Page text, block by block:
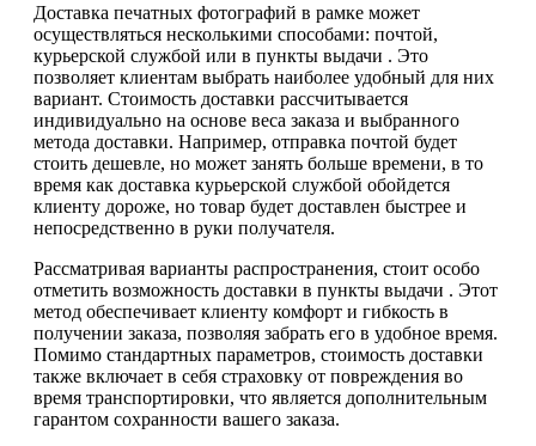
Доставка печатных фотографий в рамке может
осуществляться несколькими способами: почтой,
курьерской службой или в пункты выдачи . Это
позволяет клиентам выбрать наиболее удобный для них
вариант. Стоимость доставки рассчитывается
индивидуально на основе веса заказа и выбранного
метода доставки. Например, отправка почтой будет
стоить дешевле, но может занять больше времени, в то
время как доставка курьерской службой обойдется
клиенту дороже, но товар будет доставлен быстрее и
непосредственно в руки получателя.
Рассматривая варианты распространения, стоит особо
отметить возможность доставки в пункты выдачи . Этот
метод обеспечивает клиенту комфорт и гибкость в
получении заказа, позволяя забрать его в удобное время.
Помимо стандартных параметров, стоимость доставки
также включает в себя страховку от повреждения во
время транспортировки, что является дополнительным
гарантом сохранности вашего заказа.